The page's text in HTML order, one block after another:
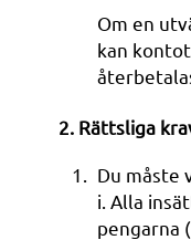
Om en
kan
2. Rättsliga
Du måste
i. Alla
pengarna